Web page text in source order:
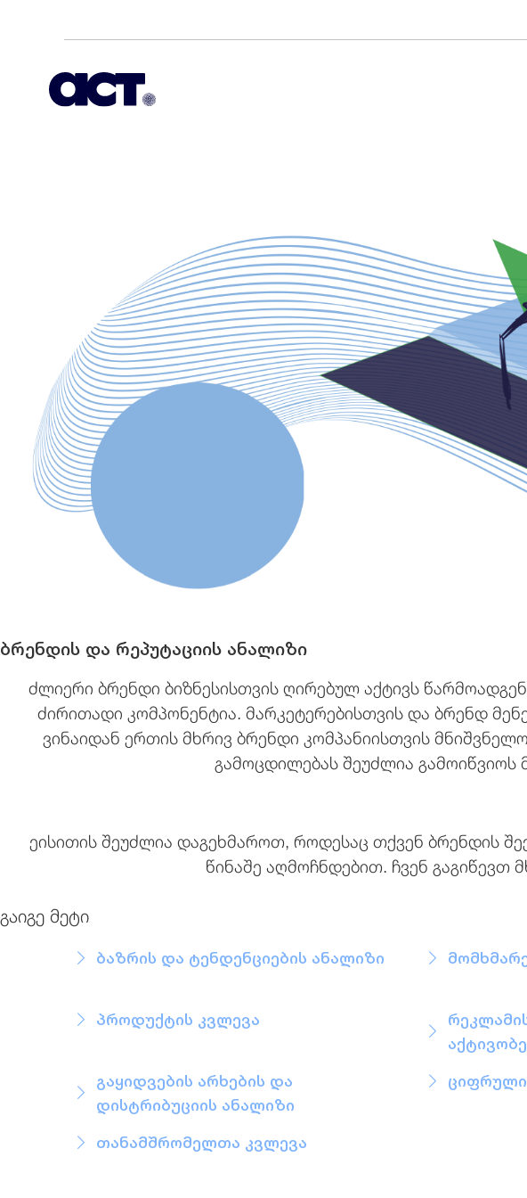
ბრენდის და რეპუტაციის ანალიზი
ძლიერი ბრენდი ბიზნესისთვის ღირებულ აქტივს
ძირითადი კომპონენტია. მარკეტერებისთვის და ბრენდ
ვინაიდან ერთის მხრივ ბრენდი კომპანიისთვის
გამოცდილებას შეუძლია გამოიწვიოს
ეისითის შეუძლია დაგეხმაროთ, როდესაც თქვენ ბრენდის
წინაშე აღმოჩნდებით. ჩვენ გაგიწევთ
გაიგე მეტი
ბაზრის და ტენდენციების ანალიზი
პროდუქტის კვლევა
გაყიდვების არხების და
დისტრიბუციის ანალიზი
თანამშრომელთა კვლევა